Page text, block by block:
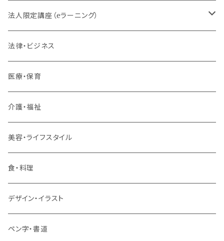
法人限定講座（eラーニング）
内定者・新入社員
若手社員・中堅社員
リーダー（主任・係長）
管理職
階層共通
パッケージプラン
法律・ビジネス
医療・保育
介護・福祉
美容・ライフスタイル
食・料理
デザイン・イラスト
ペン字・書道